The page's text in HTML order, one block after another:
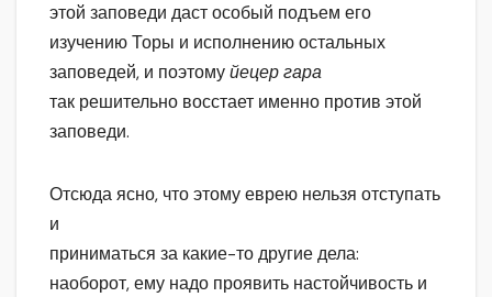
этой заповеди даст особый подъем его
изучению Торы и исполнению остальных
заповедей, и поэтомуйецер гара
так решительно восстает именно против этой
заповеди.
Отсюда ясно, что этому еврею нельзя отступать
и
приниматься за какие-то другие дела:
наоборот, ему надо проявить настойчивость и